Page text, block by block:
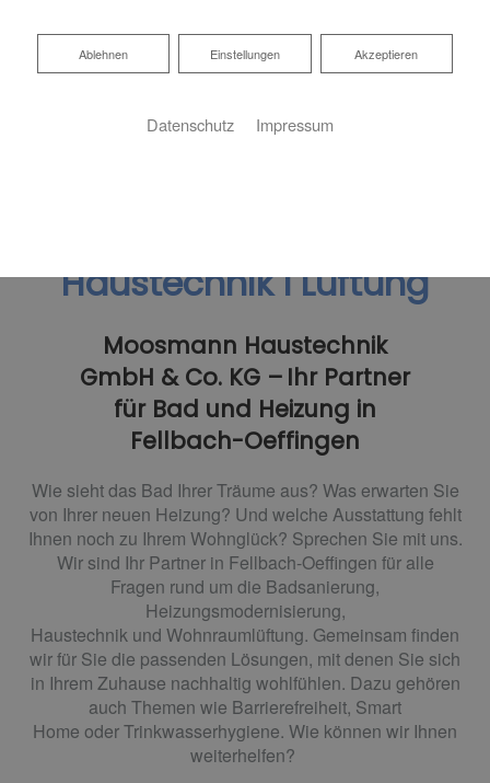
Haustechnik I Lüftung
Moosmann Haustechnik
GmbH & Co. KG – Ihr Partner
für Bad und Heizung in
Fellbach-Oeffingen
Wie sieht das Bad Ihrer Träume aus? Was erwarten Sie
von Ihrer neuen Heizung? Und welche Ausstattung fehlt
Ihnen noch zu Ihrem Wohnglück? Sprechen Sie mit uns.
Wir sind Ihr Partner in Fellbach-Oeffingen für alle
Fragen rund um die Badsanierung,
Heizungsmodernisierung,
Haustechnik und Wohnraumlüftung. Gemeinsam finden
wir für Sie die passenden Lösungen, mit denen Sie sich
in Ihrem Zuhause nachhaltig wohlfühlen. Dazu gehören
auch Themen wie Barrierefreiheit, Smart
Home oderTrinkwasserhygiene. Wie können wir Ihnen
weiterhelfen?
Akzeptieren
Einstellungen
Ablehnen
Ablehnen
Datenschutz Impressum